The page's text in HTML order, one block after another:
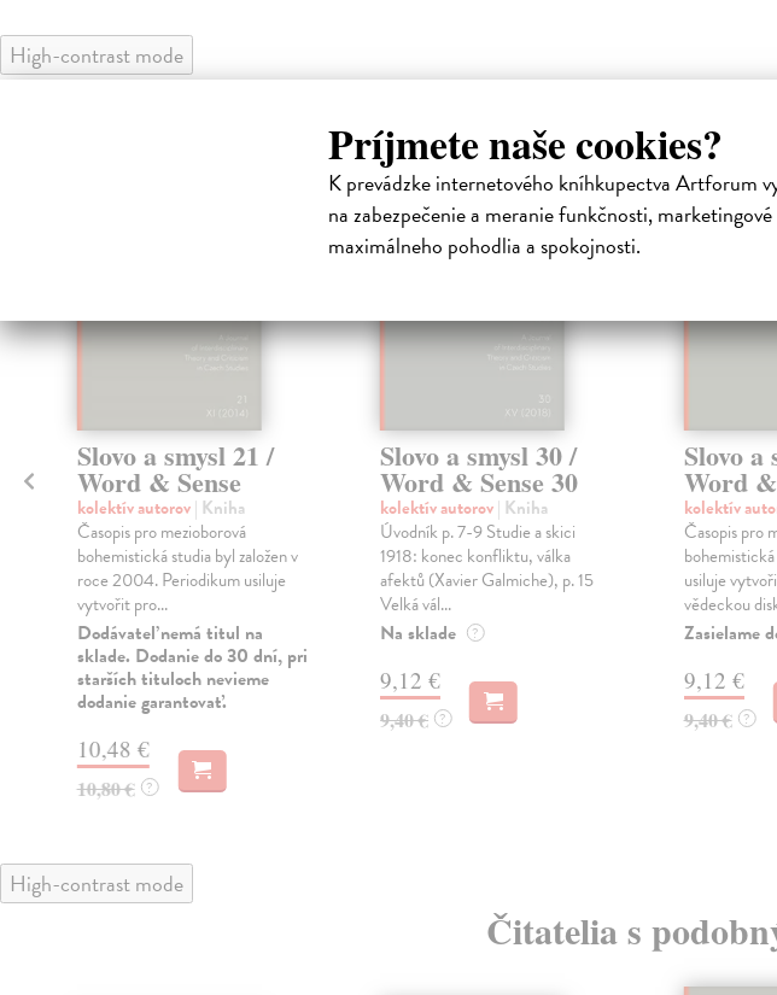
Príjmete naše cookies?
K prevádzke internetového kníhkupectva Artforum
na zabezpečenie a meranie funkčnosti,
maximálneho pohodlia a spokojnosti.
High-contrast mode
Slovo a smysl 21 /
Word & Sense
kolektív autorov| Kniha
Časopis pro mezioborová
bohemistická studia byl založen v
roce 2004. Periodikum usiluje
vytvořit pro...
Dodávateľ nemá titul na
sklade. Dodanie do 30 dní, pri
starších tituloch nevieme
dodanie garantovať.
10,48 €
10,80 € ?
na sklade
Slovo a smysl 30 /
Word & Sense 30
kolektív autorov| Kniha
Úvodník p. 7-9 Studie a skici
1918: konec konfliktu, válka
afektů (Xavier Galmiche), p. 15
Velká vál...
Na sklade ?
9,12 €
9,40 € ?
Slovo a
Word &
kolektív
Časopis pro
usiluje
vědeckou
Zasielame
9,12 €
9,40 € ?
High-contrast mode
Čitatelia s